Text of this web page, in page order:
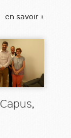
en savoir +